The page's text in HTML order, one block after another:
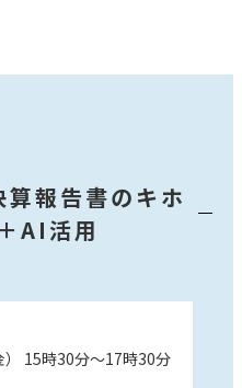
報告書のキホ
AI活用
15時30分～17時30分